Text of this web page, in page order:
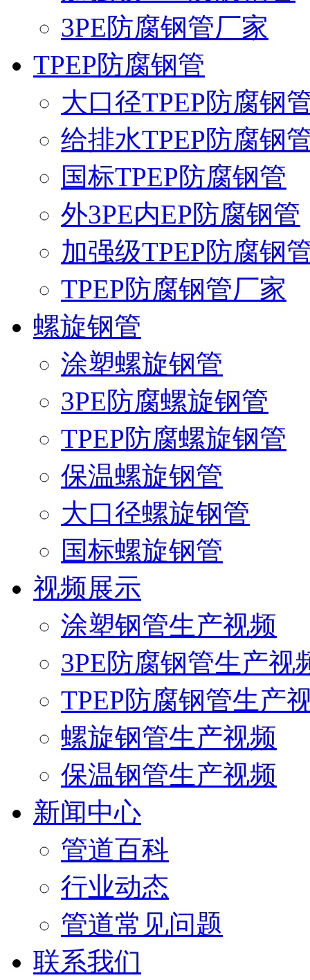
3PE防腐钢管厂家
TPEP防腐钢管
大口径TPEP防腐钢
给排水TPEP防腐钢
国标TPEP防腐钢管
外3PE内EP防腐钢管
加强级TPEP防腐钢
TPEP防腐钢管厂家
螺旋钢管
涂塑螺旋钢管
3PE防腐螺旋钢管
TPEP防腐螺旋钢管
保温螺旋钢管
大口径螺旋钢管
国标螺旋钢管
视频展示
涂塑钢管生产视频
3PE防腐钢管生产视
TPEP防腐钢管生产
螺旋钢管生产视频
保温钢管生产视频
新闻中心
管道百科
行业动态
管道常见问题
联系我们